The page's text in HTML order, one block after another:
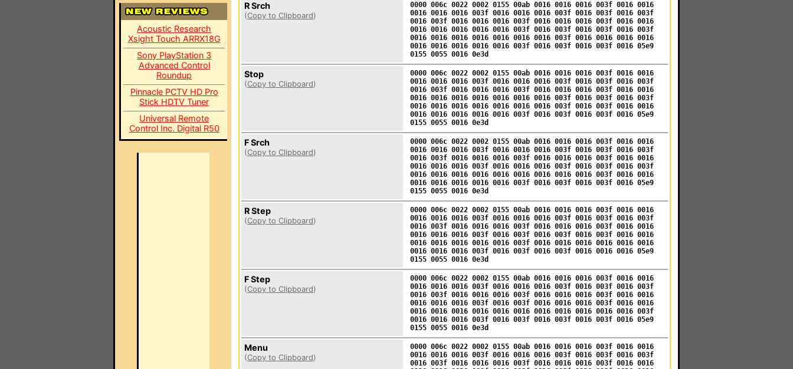
Acoustic Research
Xsight Touch ARRX18G
Sony PlayStation 3
Advanced Control
Roundup
Pinnacle PCTV HD Pro
Stick HDTV Tuner
Universal Remote
Control Inc. Digital R50
R Srch
(Copy to Clipboard)
0000 006c 0022 0002 0155 00ab 0016 0016 0016 003f 0016 0016
0016 0016 0016 003f 0016 0016 0016 003f 0016 003f 0016 003f
0016 003f 0016 0016 0016 003f 0016 0016 0016 003f 0016 0016
0016 0016 0016 0016 0016 003f 0016 003f 0016 003f 0016 003f
0016 0016 0016 0016 0016 0016 0016 003f 0016 0016 0016 0016
0016 0016 0016 0016 0016 003f 0016 003f 0016 003f 0016 05e9
0155 0055 0016 0e3d
Stop
(Copy to Clipboard)
0000 006c 0022 0002 0155 00ab 0016 0016 0016 003f 0016 0016
0016 0016 0016 003f 0016 0016 0016 003f 0016 003f 0016 003f
0016 003f 0016 0016 0016 003f 0016 0016 0016 003f 0016 0016
0016 0016 0016 0016 0016 0016 0016 003f 0016 003f 0016 003f
0016 0016 0016 0016 0016 0016 0016 003f 0016 003f 0016 0016
0016 0016 0016 0016 0016 003f 0016 003f 0016 003f 0016 05e9
0155 0055 0016 0e3d
F Srch
(Copy to Clipboard)
0000 006c 0022 0002 0155 00ab 0016 0016 0016 003f 0016 0016
0016 0016 0016 003f 0016 0016 0016 003f 0016 003f 0016 003f
0016 003f 0016 0016 0016 003f 0016 0016 0016 003f 0016 0016
0016 0016 0016 003f 0016 0016 0016 003f 0016 003f 0016 003f
0016 0016 0016 0016 0016 0016 0016 0016 0016 003f 0016 0016
0016 0016 0016 0016 0016 003f 0016 003f 0016 003f 0016 05e9
0155 0055 0016 0e3d
R Step
(Copy to Clipboard)
0000 006c 0022 0002 0155 00ab 0016 0016 0016 003f 0016 0016
0016 0016 0016 003f 0016 0016 0016 003f 0016 003f 0016 003f
0016 003f 0016 0016 0016 003f 0016 0016 0016 003f 0016 0016
0016 0016 0016 003f 0016 003f 0016 003f 0016 003f 0016 0016
0016 0016 0016 0016 0016 003f 0016 0016 0016 0016 0016 0016
0016 0016 0016 003f 0016 003f 0016 003f 0016 0016 0016 05e9
0155 0055 0016 0e3d
F Step
(Copy to Clipboard)
0000 006c 0022 0002 0155 00ab 0016 0016 0016 003f 0016 0016
0016 0016 0016 003f 0016 0016 0016 003f 0016 003f 0016 003f
0016 003f 0016 0016 0016 003f 0016 0016 0016 003f 0016 0016
0016 0016 0016 003f 0016 003f 0016 0016 0016 003f 0016 0016
0016 0016 0016 0016 0016 0016 0016 0016 0016 0016 0016 003f
0016 0016 0016 003f 0016 003f 0016 003f 0016 003f 0016 05e9
0155 0055 0016 0e3d
Menu
(Copy to Clipboard)
0000 006c 0022 0002 0155 00ab 0016 0016 0016 003f 0016 0016
0016 0016 0016 003f 0016 0016 0016 003f 0016 003f 0016 003f
0016 003f 0016 0016 0016 003f 0016 0016 0016 003f 0016 0016